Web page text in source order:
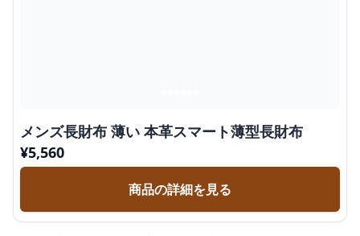
メンズ長財布 薄い 本革スマート薄型長財布
¥5,560
商品の詳細を見る